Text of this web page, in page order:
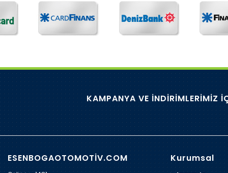
KAMPANYA VE İNDİRİMLERİMİZ
ESENBOGAOTOMOTİV.COM Kurumsal